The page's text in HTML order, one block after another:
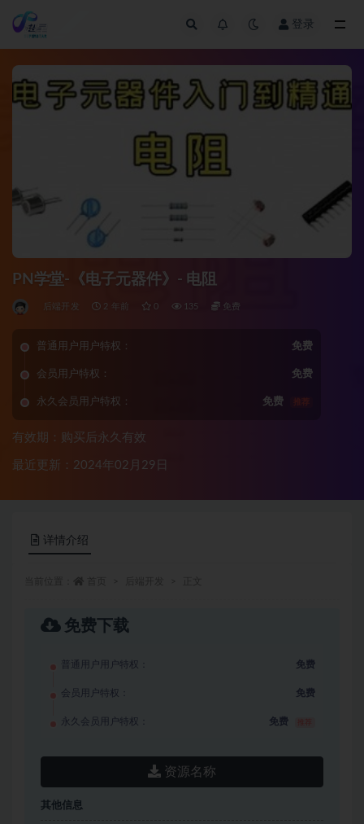
登录
PN学堂-《电子元器件》- 电阻
后端开发 2 年前 0 135 免费
普通用户用户特权： 免费
会员用户特权： 免费
永久会员用户特权： 免费 推荐
有效期：购买后永久有效
最近更新：2024年02月29日
详情介绍
免费下载
普通用户用户特权： 免费
会员用户特权： 免费
永久会员用户特权： 免费
资源名称
其他信息